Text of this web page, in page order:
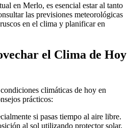
en Merlo, es esencial estar al tanto
las previsiones meteorológicas
en el clima y planificar en
el Clima de Hoy
climáticas de hoy en
prácticos:
si pasas tiempo al aire libre.
al sol utilizando protector solar.